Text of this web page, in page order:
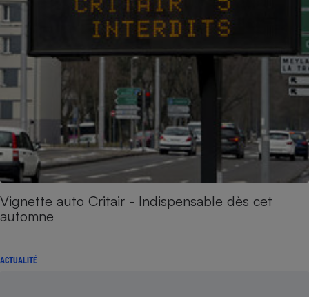
Vignette auto Critair - Indispensable dès cet
automne
ACTUALITÉ